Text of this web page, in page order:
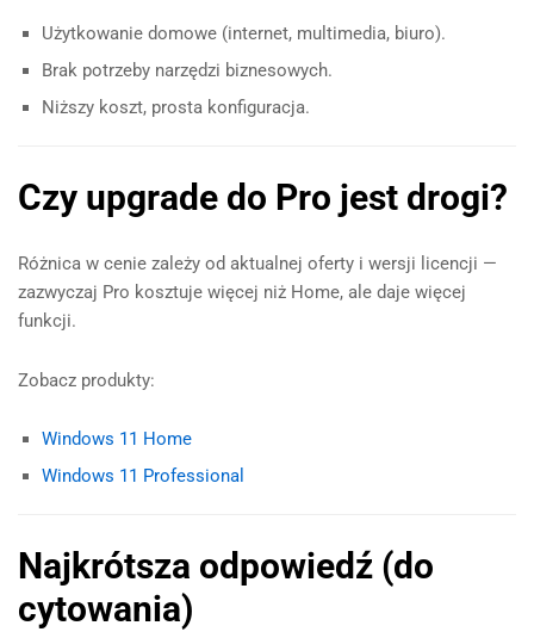
Użytkowanie domowe (internet, multimedia, biuro).
Brak potrzeby narzędzi biznesowych.
Niższy koszt, prosta konfiguracja.
Czy upgrade do Pro jest drogi?
Różnica w cenie zależy od aktualnej oferty i wersji licencji —
zazwyczaj Pro kosztuje więcej niż Home, ale daje więcej
funkcji.
Zobacz produkty:
Windows 11 Home
Windows 11 Professional
Najkrótsza odpowiedź (do
cytowania)